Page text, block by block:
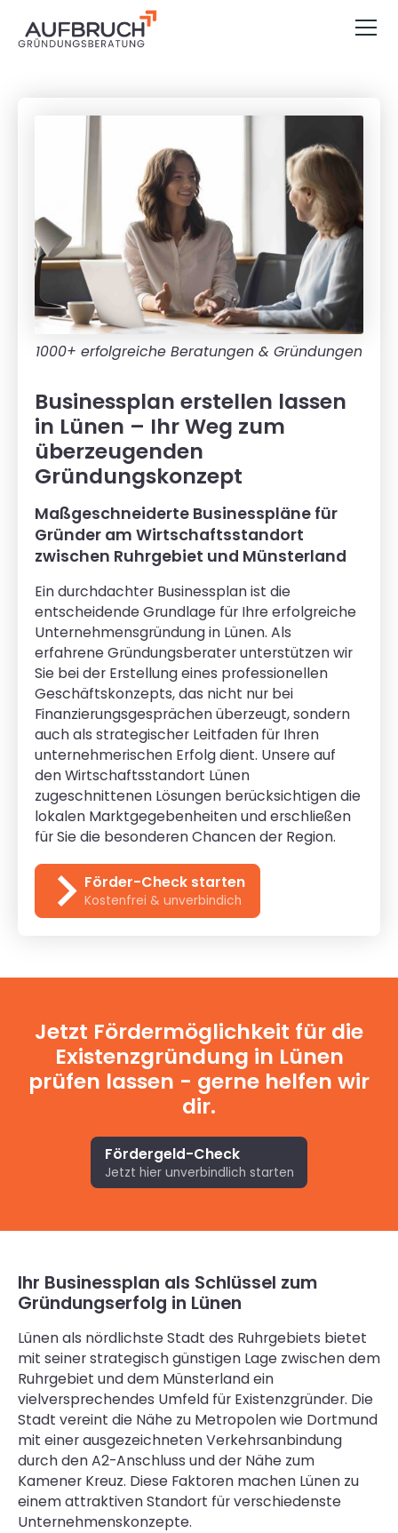
Businessplan erstellen lassen
in Lünen – Ihr Weg zum
überzeugenden
Gründungskonzept
Maßgeschneiderte Businesspläne für
Gründer am Wirtschaftsstandort
zwischen Ruhrgebiet und Münsterland
Ein durchdachter Businessplan ist die
entscheidende Grundlage für Ihre erfolgreiche
Unternehmensgründung in Lünen. Als
erfahrene Gründungsberater unterstützen wir
Sie bei der Erstellung eines professionellen
Geschäftskonzepts, das nicht nur bei
Finanzierungsgesprächen überzeugt, sondern
auch als strategischer Leitfaden für Ihren
unternehmerischen Erfolg dient. Unsere auf
den Wirtschaftsstandort Lünen
zugeschnittenen Lösungen berücksichtigen die
lokalen Marktgegebenheiten und erschließen
für Sie die besonderen Chancen der Region.
Förder-Check starten
Kostenfrei & unverbindich
1000+ erfolgreiche Beratungen & Gründungen
Jetzt Fördermöglichkeit für die
Existenzgründung in Lünen
prüfen lassen - gerne helfen wir
dir.
Fördergeld-Check
Jetzt hier unverbindlich starten
Ihr Businessplan als Schlüssel zum
Gründungserfolg in Lünen
Lünen als nördlichste Stadt des Ruhrgebiets bietet
mit seiner strategisch günstigen Lage zwischen dem
Ruhrgebiet und dem Münsterland ein
vielversprechendes Umfeld für Existenzgründer. Die
Stadt vereint die Nähe zu Metropolen wie Dortmund
mit einer ausgezeichneten Verkehrsanbindung
durch den A2-Anschluss und der Nähe zum
Kamener Kreuz. Diese Faktoren machen Lünen zu
einem attraktiven Standort für verschiedenste
Unternehmenskonzepte.